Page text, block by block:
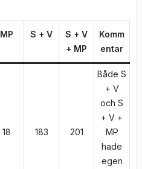
MP S + V
S + V
+ MP
Komm
entar
18 183 201
Både S
+ V
och S
+ V +
MP
hade
egen